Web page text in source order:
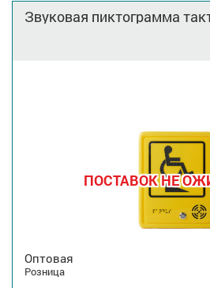
Звуковая пиктограмма
ПОСТАВОК НЕ
Оптовая
Розница